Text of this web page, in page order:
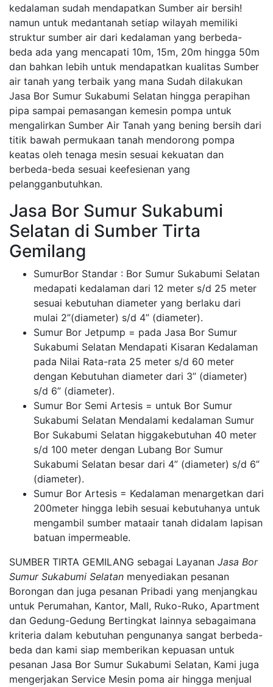
kedalaman sudah mendapatkan Sumber air bersih!
namun untuk medantanah setiap wilayah memiliki
struktur sumber air dari kedalaman yang berbeda-
beda ada yang mencapati 10m, 15m, 20m hingga 50m
dan bahkan lebih untuk mendapatkan kualitas Sumber
air tanah yang terbaik yang mana Sudah dilakukan
Jasa Bor Sumur Sukabumi Selatan hingga perapihan
pipa sampai pemasangan kemesin pompa untuk
mengalirkan Sumber Air Tanah yang bening bersih dari
titik bawah permukaan tanah mendorong pompa
keatas oleh tenaga mesin sesuai kekuatan dan
berbeda-beda sesuai keefesienan yang
pelangganbutuhkan.
Jasa Bor Sumur Sukabumi
Selatan di Sumber Tirta
Gemilang
SumurBor Standar : Bor Sumur Sukabumi Selatan
medapati kedalaman dari 12 meter s/d 25 meter
sesuai kebutuhan diameter yang berlaku dari
mulai 2”(diameter) s/d 4” (diameter).
Sumur Bor Jetpump = pada Jasa Bor Sumur
Sukabumi Selatan Mendapati Kisaran Kedalaman
pada Nilai Rata-rata 25 meter s/d 60 meter
dengan Kebutuhan diameter dari 3” (diameter)
s/d 6” (diameter).
Sumur Bor Semi Artesis = untuk Bor Sumur
Sukabumi Selatan Mendalami kedalaman Sumur
Bor Sukabumi Selatan higgakebutuhan 40 meter
s/d 100 meter dengan Lubang Bor Sumur
Sukabumi Selatan besar dari 4” (diameter) s/d 6”
(diameter).
Sumur Bor Artesis = Kedalaman menargetkan dari
200meter hingga lebih sesuai kebutuhanya untuk
mengambil sumber mataair tanah didalam lapisan
batuan impermeable.
SUMBER TIRTA GEMILANG sebagai Layanan Jasa Bor
Sumur Sukabumi Selatan menyediakan pesanan
Borongan dan juga pesanan Pribadi yang menjangkau
untuk Perumahan, Kantor, Mall, Ruko-Ruko, Apartment
dan Gedung-Gedung Bertingkat lainnya sebagaimana
kriteria dalam kebutuhan pengunanya sangat berbeda-
beda dan kami siap memberikan kepuasan untuk
pesanan Jasa Bor Sumur Sukabumi Selatan, Kami juga
mengerjakan Service Mesin poma air hingga menjual